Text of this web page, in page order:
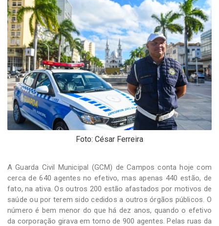
Desenvolvido
por
Hesea
Tecnologia
Sistemas
Foto: César Ferreira
A Guarda Civil Municipal (GCM) de Campos conta hoje com
cerca de 640 agentes no efetivo, mas apenas 440 estão, de
fato, na ativa. Os outros 200 estão afastados por motivos de
saúde ou por terem sido cedidos a outros órgãos públicos. O
número é bem menor do que há dez anos, quando o efetivo
da corporação girava em torno de 900 agentes. Pelas ruas da